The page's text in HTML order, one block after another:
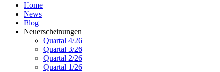
Home
News
Blog
Neuerscheinungen
Quartal 4/26
Quartal 3/26
Quartal 2/26
Quartal 1/26